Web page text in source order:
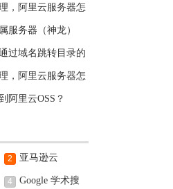
，阿里云服务器怎
服务器（神龙）
过域名跳转目录的
，阿里云服务器怎
阿里云OSS？
2 亚马逊云
4 Google 学术搜